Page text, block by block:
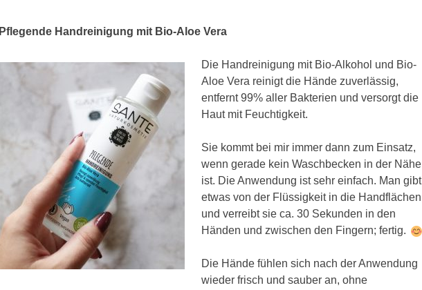
Pflegende Handreinigung mit Bio-Aloe Vera
Die Handreinigung mit Bio-Alkohol und Bio-
Aloe Vera reinigt die Hände zuverlässig,
entfernt 99% aller Bakterien und versorgt die
Haut mit Feuchtigkeit.
Sie kommt bei mir immer dann zum Einsatz,
wenn gerade kein Waschbecken in der Nähe
ist. Die Anwendung ist sehr einfach. Man gibt
etwas von der Flüssigkeit in die Handflächen
und verreibt sie ca. 30 Sekunden in den
Händen und zwischen den Fingern; fertig.
Die Hände fühlen sich nach der Anwendung
wieder frisch und sauber an, ohne